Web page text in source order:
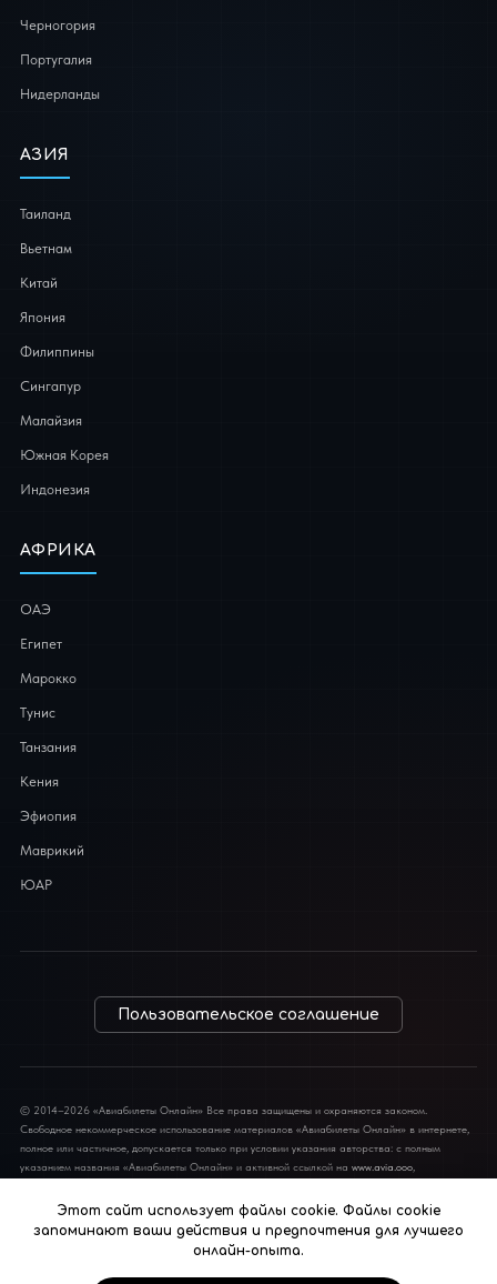
Черногория
Португалия
Нидерланды
АЗИЯ
Таиланд
Вьетнам
Китай
Япония
Филиппины
Сингапур
Малайзия
Южная Корея
Индонезия
АФРИКА
ОАЭ
Египет
Марокко
Тунис
Танзания
Кения
Эфиопия
Маврикий
ЮАР
Пользовательское соглашение
© 2014–2026 «Авиабилеты Онлайн» Все права защищены и охраняются законом.
Свободное некоммерческое использование материалов «Авиабилеты Онлайн» в интернете,
полное или частичное, допускается только при условии указания авторства: с полным
указанием названия «Авиабилеты Онлайн» и активной ссылкой на www.avia.ooo,
разрешение редакции. Полная или частичная перепечатка материалов в традиционных
СМИ допускается только с письменного разрешения редакции.
Этот сайт использует файлы cookie. Файлы cookie
запоминают ваши действия и предпочтения для лучшего
онлайн-опыта.